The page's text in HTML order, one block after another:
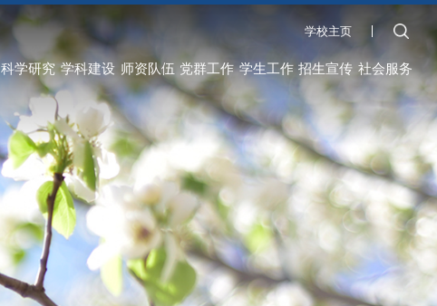
学校主页
科学研究 学科建设 师资队伍 党群工作 学生工作 招生宣传 社会服务